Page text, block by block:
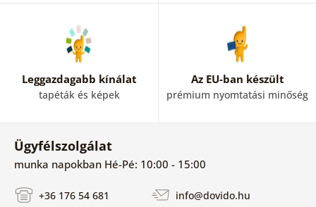
Leggazdagabb kínálat
tapéták és képek
Az EU-ban készült
prémium nyomtatási minőség
Ügyfélszolgálat
munka napokban Hé-Pé: 10:00 - 15:00
+36 176 54 681 info@dovido.hu